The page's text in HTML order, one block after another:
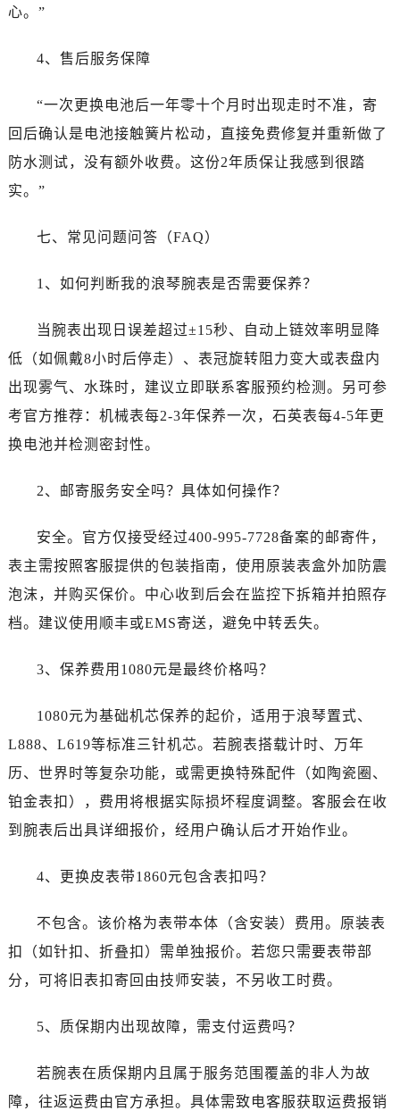
心。”
4、售后服务保障
“一次更换电池后一年零十个月时出现走时不准，寄
回后确认是电池接触簧片松动，直接免费修复并重新做了
防水测试，没有额外收费。这份2年质保让我感到很踏
实。”
七、常见问题问答（FAQ）
1、如何判断我的浪琴腕表是否需要保养？
当腕表出现日误差超过±15秒、自动上链效率明显降
低（如佩戴8小时后停走）、表冠旋转阻力变大或表盘内
出现雾气、水珠时，建议立即联系客服预约检测。另可参
考官方推荐：机械表每2-3年保养一次，石英表每4-5年更
换电池并检测密封性。
2、邮寄服务安全吗？具体如何操作？
安全。官方仅接受经过400-995-7728备案的邮寄件，
表主需按照客服提供的包装指南，使用原装表盒外加防震
泡沫，并购买保价。中心收到后会在监控下拆箱并拍照存
档。建议使用顺丰或EMS寄送，避免中转丢失。
3、保养费用1080元是最终价格吗？
1080元为基础机芯保养的起价，适用于浪琴置式、
L888、L619等标准三针机芯。若腕表搭载计时、万年
历、世界时等复杂功能，或需更换特殊配件（如陶瓷圈、
铂金表扣），费用将根据实际损坏程度调整。客服会在收
到腕表后出具详细报价，经用户确认后才开始作业。
4、更换皮表带1860元包含表扣吗？
不包含。该价格为表带本体（含安装）费用。原装表
扣（如针扣、折叠扣）需单独报价。若您只需要表带部
分，可将旧表扣寄回由技师安装，不另收工时费。
5、质保期内出现故障，需支付运费吗？
若腕表在质保期内且属于服务范围覆盖的非人为故
障，往返运费由官方承担。具体需致电客服获取运费报销